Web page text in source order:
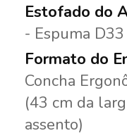
- Espuma
Concha
(43 cm da
assento)